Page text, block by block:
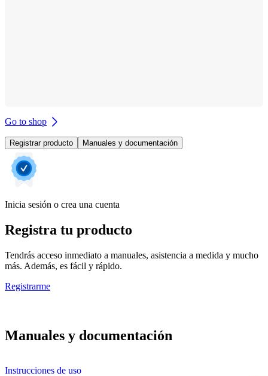
Go to shop
Registrar producto Manuales y documentación
Inicia sesión o crea una cuenta
Registra tu producto
Tendrás acceso inmediato a manuales, asistencia a medida y mucho
más. Además, es fácil y rápido.
Registrarme
Manuales y documentación
Instrucciones de uso